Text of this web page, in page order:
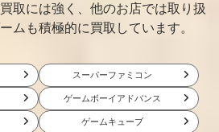
取には強く、他のお店では取り扱
ムも積極的に買取しています。
スーパーファミコン
ゲームボーイアドバンス
ゲームキューブ